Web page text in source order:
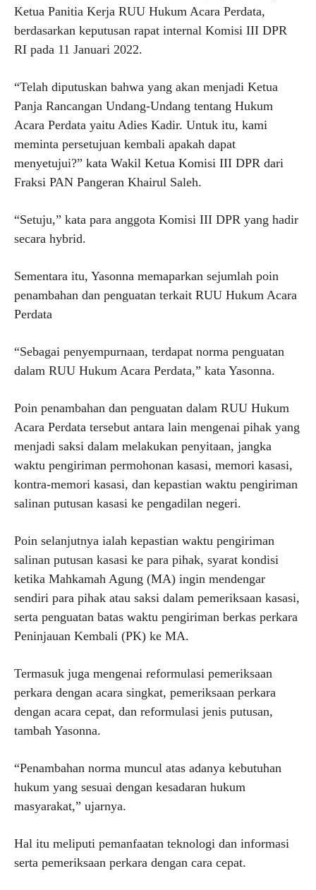
Ketua Panitia Kerja RUU Hukum Acara Perdata,
berdasarkan keputusan rapat internal Komisi III DPR
RI pada 11 Januari 2022.
“Telah diputuskan bahwa yang akan menjadi Ketua
Panja Rancangan Undang-Undang tentang Hukum
Acara Perdata yaitu Adies Kadir. Untuk itu, kami
meminta persetujuan kembali apakah dapat
menyetujui?” kata Wakil Ketua Komisi III DPR dari
Fraksi PAN Pangeran Khairul Saleh.
“Setuju,” kata para anggota Komisi III DPR yang hadir
secara hybrid.
Sementara itu, Yasonna memaparkan sejumlah poin
penambahan dan penguatan terkait RUU Hukum Acara
Perdata
“Sebagai penyempurnaan, terdapat norma penguatan
dalam RUU Hukum Acara Perdata,” kata Yasonna.
Poin penambahan dan penguatan dalam RUU Hukum
Acara Perdata tersebut antara lain mengenai pihak yang
menjadi saksi dalam melakukan penyitaan, jangka
waktu pengiriman permohonan kasasi, memori kasasi,
kontra-memori kasasi, dan kepastian waktu pengiriman
salinan putusan kasasi ke pengadilan negeri.
Poin selanjutnya ialah kepastian waktu pengiriman
salinan putusan kasasi ke para pihak, syarat kondisi
ketika Mahkamah Agung (MA) ingin mendengar
sendiri para pihak atau saksi dalam pemeriksaan kasasi,
serta penguatan batas waktu pengiriman berkas perkara
Peninjauan Kembali (PK) ke MA.
Termasuk juga mengenai reformulasi pemeriksaan
perkara dengan acara singkat, pemeriksaan perkara
dengan acara cepat, dan reformulasi jenis putusan,
tambah Yasonna.
“Penambahan norma muncul atas adanya kebutuhan
hukum yang sesuai dengan kesadaran hukum
masyarakat,” ujarnya.
Hal itu meliputi pemanfaatan teknologi dan informasi
serta pemeriksaan perkara dengan cara cepat.